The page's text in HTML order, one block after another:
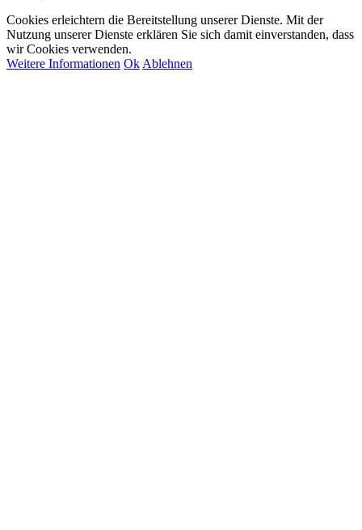
Cookies erleichtern die Bereitstellung unserer Dienste. Mit der
Nutzung unserer Dienste erklären Sie sich damit einverstanden, dass
wir Cookies verwenden.
Weitere Informationen Ok Ablehnen